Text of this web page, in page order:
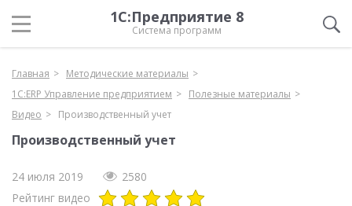
1С:Предприятие 8
Система программ
Главная
Методические материалы
1С:ERP Управление предприятием
Полезные материалы
Видео
Производственный учет
Производственный учет
24 июля 2019
2580
Рейтинг видео